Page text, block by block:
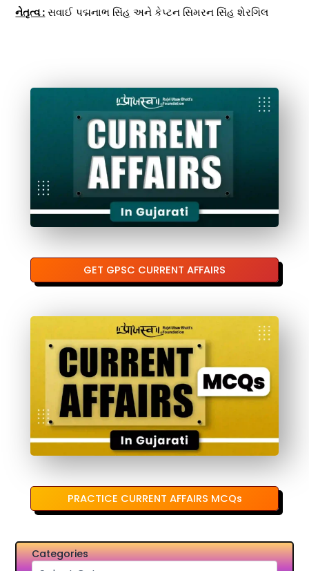
નેતૃત્વ : સવાઈ પદ્મનાભ સિંહ અને કેપ્ટન સિમરન સિંહ શેરગિલ
GET GPSC CURRENT AFFAIRS
PRACTICE CURRENT AFFAIRS MCQs
Categories